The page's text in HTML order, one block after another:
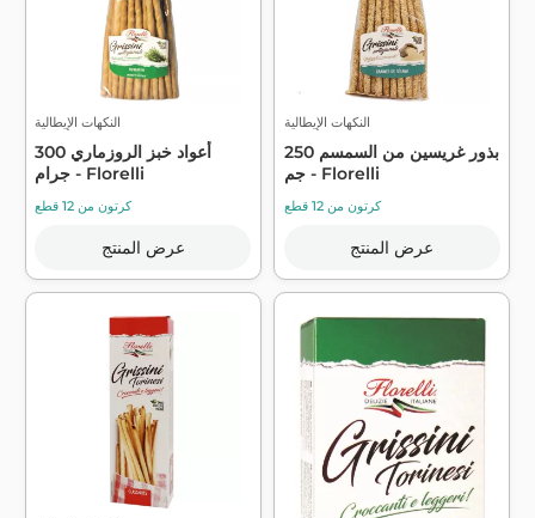
النكهات الإيطالية
أعواد خبز الروزماري 300
جرام - Florelli
كرتون من 12 قطع
عرض المنتج
النكهات الإيطالية
بذور غريسين من السمسم 250
جم - Florelli
كرتون من 12 قطع
عرض المنتج